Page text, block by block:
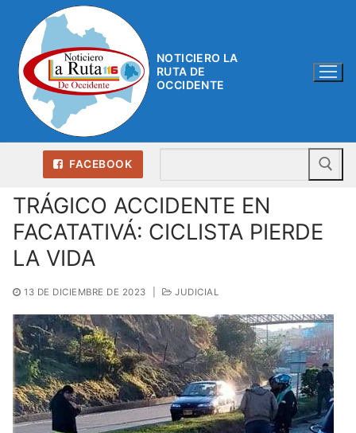
contenido
NOTICIERO LA
RUTA DE
OCCIDENTE
FACEBOOK
TRÁGICO ACCIDENTE EN
FACATATIVÁ: CICLISTA PIERDE
LA VIDA
13 DE DICIEMBRE DE 2023 JUDICIAL